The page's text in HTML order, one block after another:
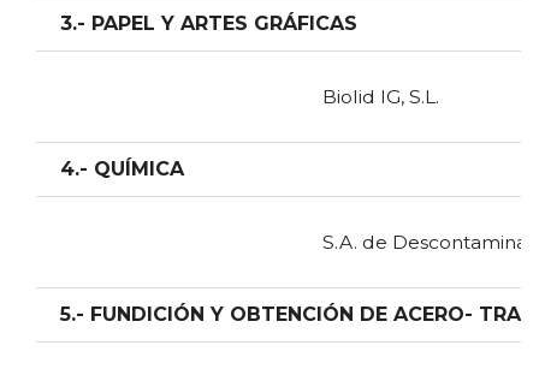
3.- PAPEL Y ARTES GRÁFICAS
Biolid IG, S.L.
4.- QUÍMICA
S.A. de
5.- FUNDICIÓN Y OBTENCIÓN DE ACERO-